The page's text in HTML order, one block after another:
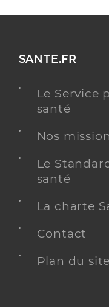
SANTE.FR
Le Service
santé
Nos
Le
santé
La charte
Contact
Plan du site